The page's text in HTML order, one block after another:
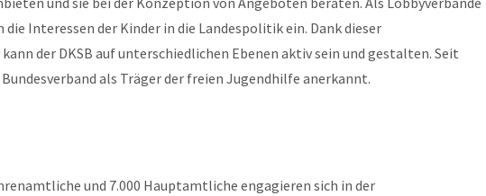
die Interessen der Kinder in die Landespolitik ein. Dank dieser
der DKSB auf unterschiedlichen Ebenen aktiv sein und gestalten. Seit
Bundesverband als Träger der freien Jugendhilfe anerkannt.
und 7.000 Hauptamtliche engagieren sich in der